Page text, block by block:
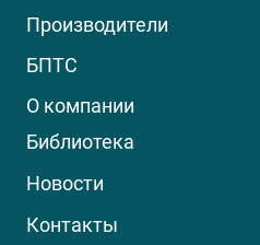
Производители
БПТС
О компании
Библиотека
Новости
Контакты